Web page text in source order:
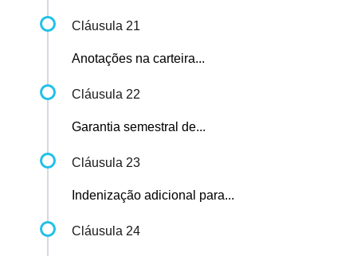
Cláusula 21
Anotações na carteira...
Cláusula 22
Garantia semestral de...
Cláusula 23
Indenização adicional para...
Cláusula 24